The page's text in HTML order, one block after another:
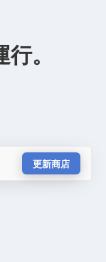
。
更新商店